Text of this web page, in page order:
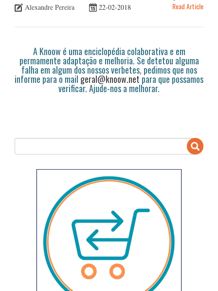
Alexandre Pereira
22-02-2018 Read Article
A Knoow é uma enciclopédia colaborativa e em
permamente adaptação e melhoria. Se detetou alguma
falha em algum dos nossos verbetes, pedimos que nos
informe para o mail geral@knoow.netpara que possamos
verificar. Ajude-nos a melhorar.